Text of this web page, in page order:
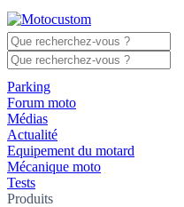
Parking
Forum moto
Médias
Actualité
Equipement du motard
Mécanique moto
Tests
Produits